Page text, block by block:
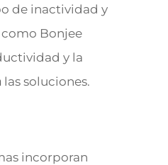
de inactividad y
Bonjee
y la
las soluciones.
incorporan